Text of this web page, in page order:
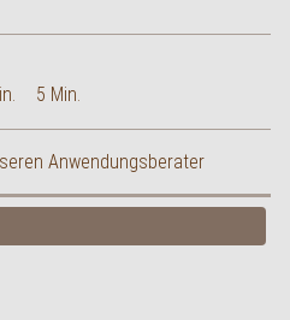
5 Min.
Anwendungsberater